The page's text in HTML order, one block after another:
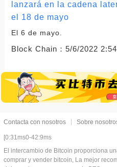
lanzará en la cadena
el 18 de mayo
El 6 de mayo.
Block Chain： 5/6/2022
Contacta con nosotros Sobre
[0:31ms0-42:9ms
El intercambio de Bitcoin proporciona
comprar y vender bitcoin, La mejor